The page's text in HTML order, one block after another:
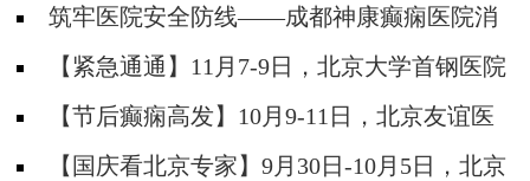
筑牢医院安全防线——成都神康癫痫医院消
防安全培训纪实
【紧急通通】11月7-9日，北京大学首钢医院
神经内科胡颖教授亲临成都会诊，破解癫痫疑难
【节后癫痫高发】10月9-11日，北京友谊医
院陈葵博士免费会诊+治疗援助，破解癫痫难
【国庆看北京专家】9月30日-10月5日，北京